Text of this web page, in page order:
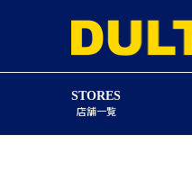
STORES
店舗一覧